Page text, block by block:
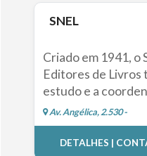
SNEL
Criado em 1941, o
Editores de Livros
estudo e a
Av. Angélica, 2.530 -
DETALHES |